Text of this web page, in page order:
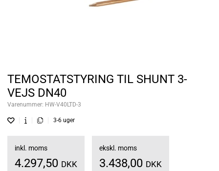
TEMOSTATSTYRING TIL SHUNT 3-
VEJS DN40
Varenummer: HW-V40LTD-3
3-6 uger
inkl. moms
4.297,50 DKK
ekskl. moms
3.438,00 DKK